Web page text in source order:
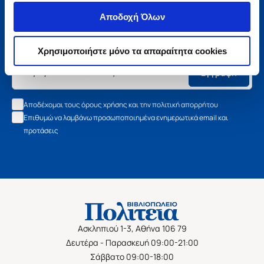
Αποδοχή Όλων
Χρησιμοποιήστε μόνο τα απαραίτητα cookies
Μάθετε τα νέα της Πολιτείας
Εγγραφείτε στο newsletter μας και μάθετε πρώτοι όλα τα
νέα βιβλία, τις εξαιρετικές τιμές και τις εκδηλώσεις μας.
Εγγραφή
Αποδέχομαι τους όρους χρήσης και την πολιτική απορρήτου
Επιθυμώ να λαμβάνω προσωποποιημένα ενημερωτικά email και
προτάσεις
Ασκληπιού 1-3, Αθήνα 106 79
Δευτέρα - Παρασκευή 09:00-21:00
Σάββατο 09:00-18:00